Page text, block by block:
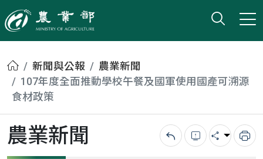
農業部
打開
小版
首頁新聞與公報
農業新聞
107年度全面推動學校午餐及國軍使用國產可溯源
食材政策
農業新聞 回上一頁錯誤回報
分享 列